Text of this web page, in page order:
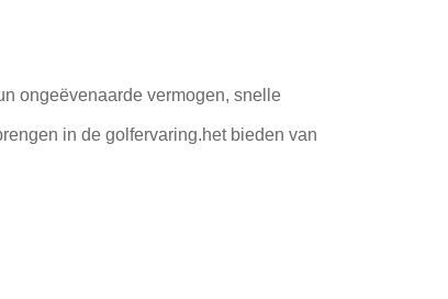
ongeëvenaarde vermogen, snelle
in de golfervaring.het bieden van